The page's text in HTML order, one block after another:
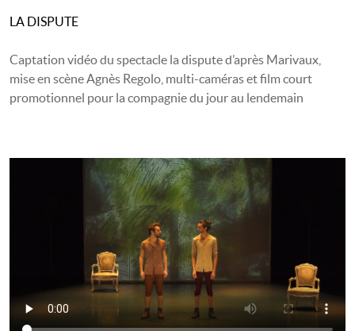
LA DISPUTE
Captation vidéo du spectacle la dispute d’après Marivaux,
mise en scène Agnès Regolo, multi-caméras et film court
promotionnel pour la compagnie du jour au lendemain